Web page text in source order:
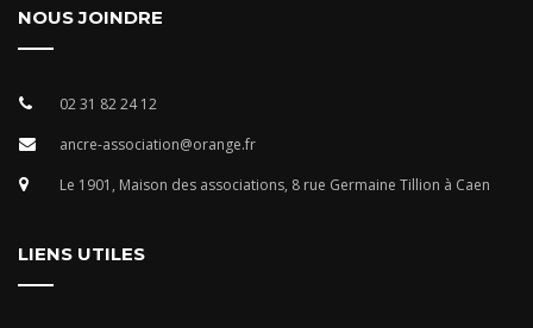
NOUS JOINDRE
02 31 82 24 12
ancre-association@orange.fr
Le 1901, Maison des associations, 8 rue Germaine Tillion à Caen
LIENS UTILES